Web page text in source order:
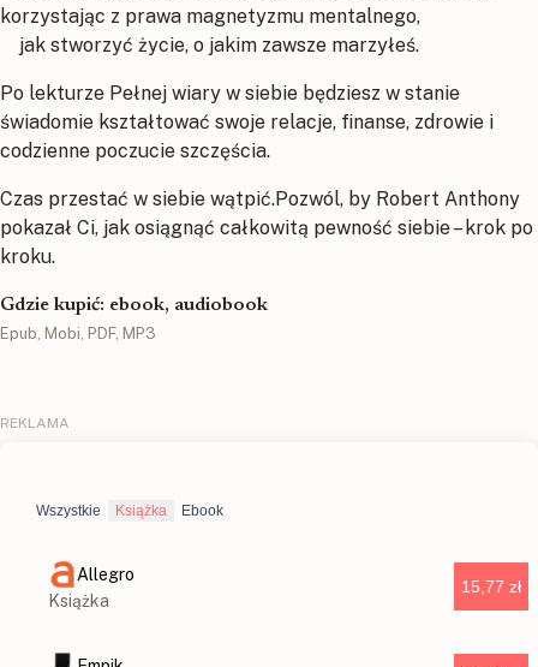
korzystając z prawa magnetyzmu mentalnego,
jak stworzyć życie, o jakim zawsze marzyłeś.
Po lekturze Pełnej wiary w siebie będziesz w stanie
świadomie kształtować swoje relacje, finanse, zdrowie i
codzienne poczucie szczęścia.
Czas przestać w siebie wątpić.Pozwól, by Robert Anthony
pokazał Ci, jak osiągnąć całkowitą pewność siebie – krok po
kroku.
Gdzie kupić: ebook, audiobook
Epub, Mobi, PDF, MP3